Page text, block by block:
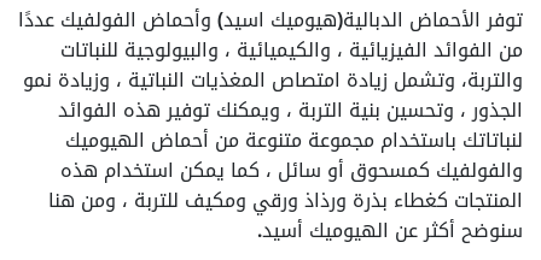
توفر الأحماض الدبالية(هيوميك اسيد) وأحماض الفولفيك عددًا
من الفوائد الفيزيائية ، والكيميائية ، والبيولوجية للنباتات
والتربة، وتشمل زيادة امتصاص المغذيات النباتية ، وزيادة نمو
الجذور ، وتحسين بنية التربة ، ويمكنك توفير هذه الفوائد
لنباتاتك باستخدام مجموعة متنوعة من أحماض الهيوميك
والفولفيك كمسحوق أو سائل ، كما يمكن استخدام هذه
المنتجات كغطاء بذرة ورذاذ ورقي ومكيف للتربة ، ومن هنا
سنوضح أكثر عن الهيوميك أسيد.